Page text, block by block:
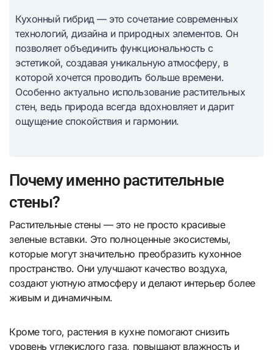
Кухонный гибрид — это сочетание современных
технологий, дизайна и природных элементов. Он
позволяет объединить функциональность с
эстетикой, создавая уникальную атмосферу, в
которой хочется проводить больше времени.
Особенно актуально использование растительных
стен, ведь природа всегда вдохновляет и дарит
ощущение спокойствия и гармонии.
Почему именно растительные
стены?
Растительные стены — это не просто красивые
зеленые вставки. Это полноценные экосистемы,
которые могут значительно преобразить кухонное
пространство. Они улучшают качество воздуха,
создают уютную атмосферу и делают интерьер более
живым и динамичным.
Кроме того, растения в кухне помогают снизить
уровень углекислого газа, повышают влажность и